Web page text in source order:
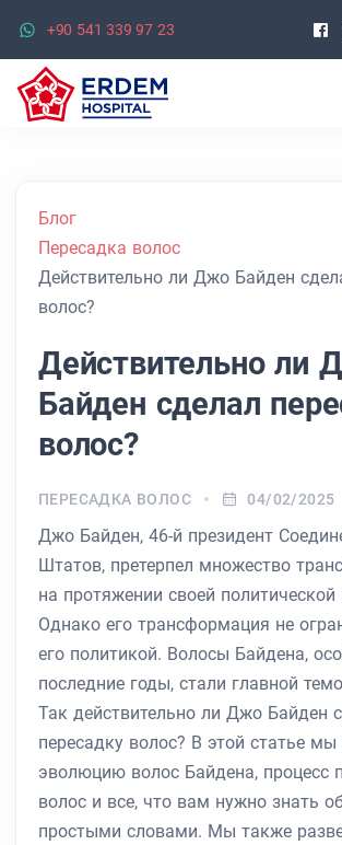
+90 541 339 97 23
Блог
Пересадка волос
Действительно ли Джо Байден
волос?
Действительно ли
Байден сделал
волос?
ПЕРЕСАДКА ВОЛОС 04/02/2025
Джо Байден, 46-й президент
Штатов, претерпел множество
на протяжении своей
Однако его трансформация не
его политикой. Волосы Байдена,
последние годы, стали главной
Так действительно ли Джо Байден
пересадку волос? В этой статье
эволюцию волос Байдена, процесс
волос и все, что вам нужно знать
простыми словами. Мы также